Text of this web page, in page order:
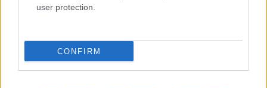
user protection.
CONFIRM